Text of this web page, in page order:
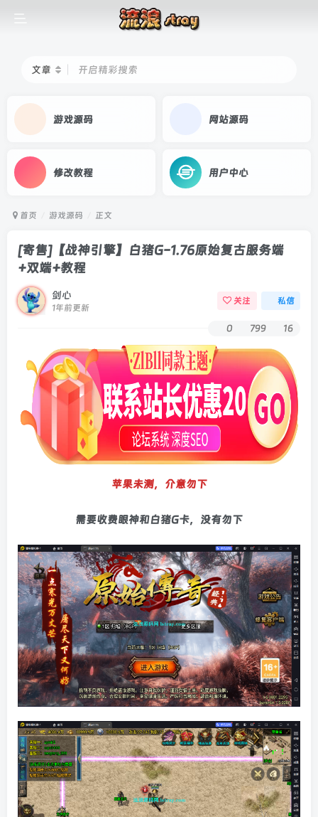
文章 开启精彩搜索
游戏源码 网站源码
修改教程 用户中心
首页 游戏源码 正文
[寄售]【战神引擎】白猪G-1.76原始复古服务端
+双端+教程
剑心
1年前更新
关注 私信
0 799 16
苹果未测，介意勿下
需要收费眼神和白猪G卡，没有勿下